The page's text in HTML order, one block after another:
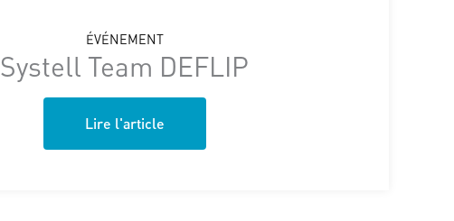
ÉVÉNEMENT
Systell Team DEFLIP
Lire l'article